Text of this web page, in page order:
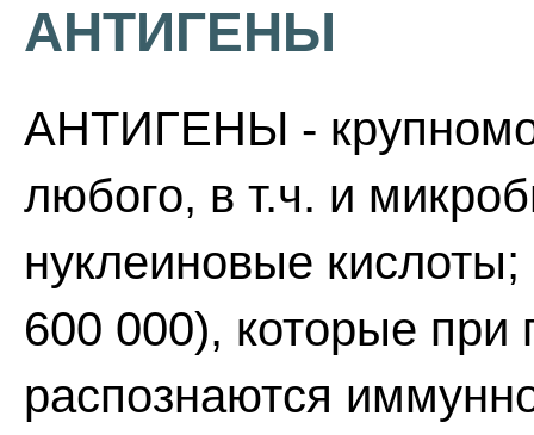
АНТИГЕНЫ
АНТИГЕНЫ -
любого, в т.ч. и
нуклеиновые
600 000), которые при
распознаются